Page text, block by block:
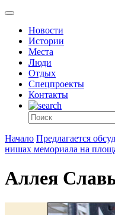
Новости
Истории
Места
Люди
Отдых
Спецпроекты
Контакты
Начало Предлагается
нишах мемориала на
Аллея